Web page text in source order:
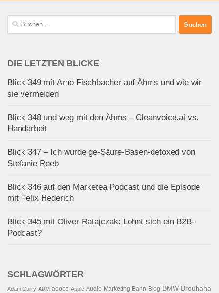
Suchen
nach:
DIE LETZTEN BLICKE
Blick 349 mit Arno Fischbacher auf Ähms und wie wir
sie vermeiden
Blick 348 und weg mit den Ähms – Cleanvoice.ai vs.
Handarbeit
Blick 347 – Ich wurde ge-Säure-Basen-detoxed von
Stefanie Reeb
Blick 346 auf den Marketea Podcast und die Episode
mit Felix Hederich
Blick 345 mit Oliver Ratajczak: Lohnt sich ein B2B-
Podcast?
SCHLAGWÖRTER
Adam Curry ADM adobe Apple Audio-Marketing Bahn Blog BMW Brouhaha